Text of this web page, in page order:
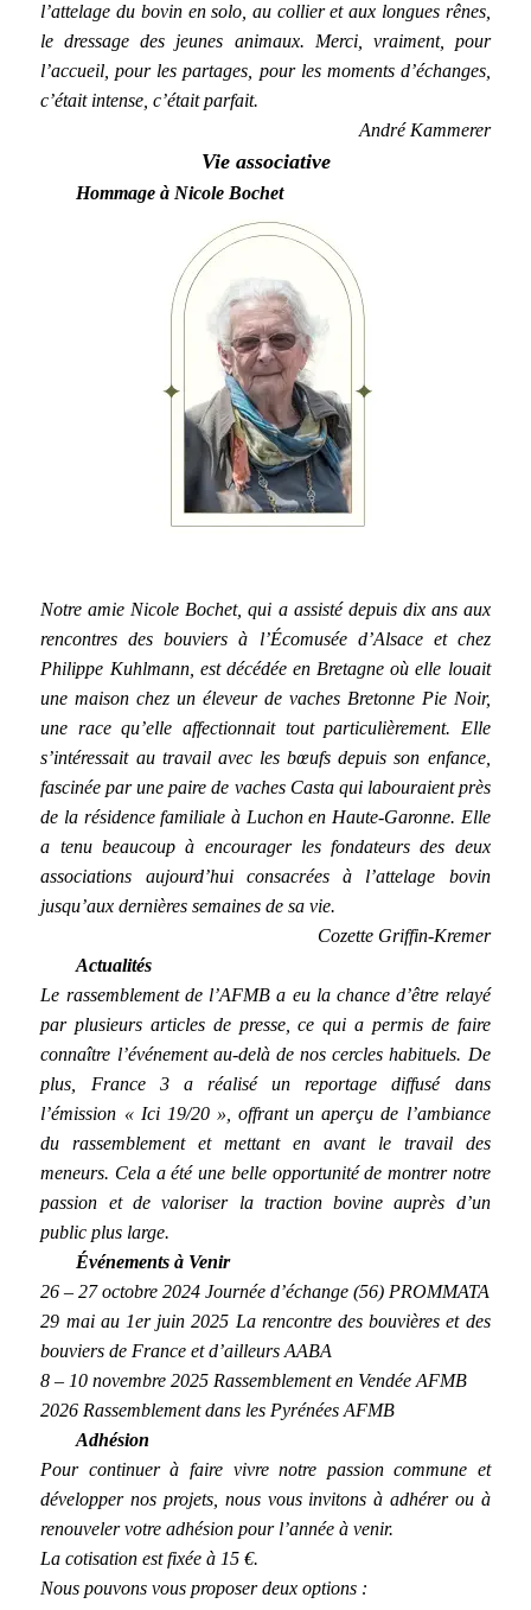
l’attelage du bovin en solo, au collier et aux longues rênes,
le dressage des jeunes animaux. Merci, vraiment, pour
l’accueil, pour les partages, pour les moments d’échanges,
c’était intense, c’était parfait.
André Kammerer
Vie associative
Hommage à Nicole Bochet
Notre amie Nicole Bochet, qui a assisté depuis dix ans aux
rencontres des bouviers à l’Écomusée d’Alsace et chez
Philippe Kuhlmann, est décédée en Bretagne où elle louait
une maison chez un éleveur de vaches Bretonne Pie Noir,
une race qu’elle affectionnait tout particulièrement. Elle
s’intéressait au travail avec les bœufs depuis son enfance,
fascinée par une paire de vaches Casta qui labouraient près
de la résidence familiale à Luchon en Haute-Garonne. Elle
a tenu beaucoup à encourager les fondateurs des deux
associations aujourd’hui consacrées à l’attelage bovin
jusqu’aux dernières semaines de sa vie.
Cozette Griffin-Kremer
Actualités
Le rassemblement de l’AFMB a eu la chance d’être relayé
par plusieurs articles de presse, ce qui a permis de faire
connaître l’événement au-delà de nos cercles habituels. De
plus, France 3 a réalisé un reportage diffusé dans
l’émission « Ici 19/20 », offrant un aperçu de l’ambiance
du rassemblement et mettant en avant le travail des
meneurs. Cela a été une belle opportunité de montrer notre
passion et de valoriser la traction bovine auprès d’un
public plus large.
Événements à Venir
26 – 27 octobre 2024 Journée d’échange (56) PROMMATA
29 mai au 1er juin 2025 La rencontre des bouvières et des
bouviers de France et d’ailleurs AABA
8 – 10 novembre 2025 Rassemblement en Vendée AFMB
2026 Rassemblement dans les Pyrénées AFMB
Adhésion
Pour continuer à faire vivre notre passion commune et
développer nos projets, nous vous invitons à adhérer ou à
renouveler votre adhésion pour l’année à venir.
La cotisation est fixée à 15 €.
Nous pouvons vous proposer deux options :